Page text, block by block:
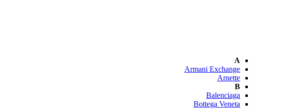
A
Armani Exchange
Arnette
B
Balenciaga
Bottega Veneta